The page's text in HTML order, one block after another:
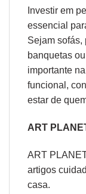
Investir em
essencial
Sejam sofás,
banquetas
importante
funcional,
estar de
ART
ART
artigos
casa.